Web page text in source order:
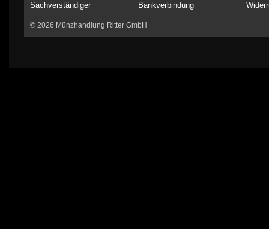
Sachverständiger
Bankverbindung
© 2026 Münzhandlung Ritter GmbH